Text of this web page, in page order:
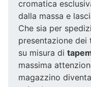
cromatica
dalla massa e
Che sia per
presentazione
su misura di
massima
magazzino